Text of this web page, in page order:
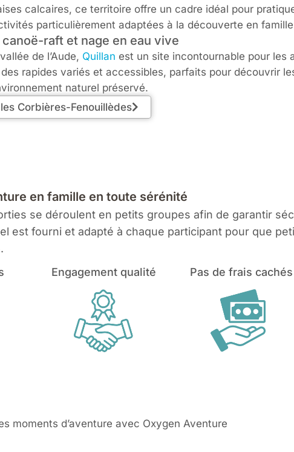
calcaires, ce territoire offre un cadre idéal pour
particulièrement adaptées à la découverte en
raft et nage en eau vive
de l’Aude, Quillan est un site incontournable pour les
rapides variés et accessibles, parfaits pour découvrir
naturel préservé.
Corbières-Fenouillèdes
en famille en toute sérénité
se déroulent en petits groupes afin de garantir
est fourni et adapté à chaque participant pour que
Engagement qualité Pas de frais cachés
moments d’aventure avec Oxygen Aventure